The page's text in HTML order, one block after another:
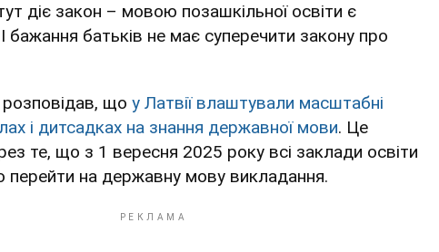
діє закон – мовою позашкільної освіти є
бажання батьків не має суперечити закону про
розповідав, що у Латвії влаштували масштабні
і дитсадках на знання державної мови. Це
те, що з 1 вересня 2025 року всі заклади освіти
перейти на державну мову викладання.